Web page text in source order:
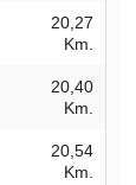
20,27
Km.
20,40
Km.
20,54
Km.